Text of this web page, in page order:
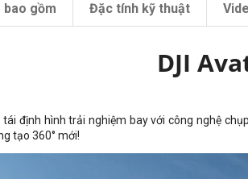
bao gồm Đặc tính kỹ thuật
DJI
định hình trải nghiệm bay với công nghệ
tạo 360° mới!